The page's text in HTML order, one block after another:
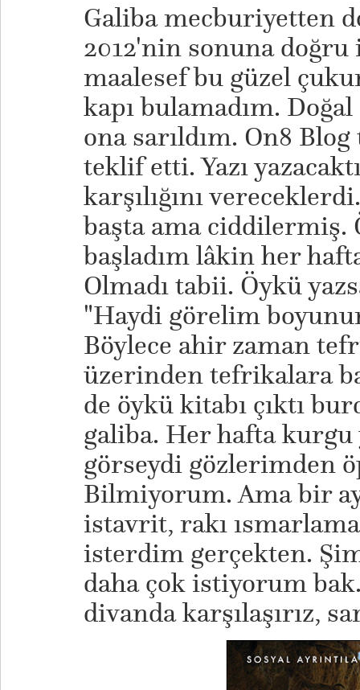
Galiba mecburiyetten
2012'nin sonuna doğru
maalesef bu güzel
kapı bulamadım.
ona sarıldım. On8
teklif etti. Yazı
karşılığını
başta ama ciddilermiş.
başladım lâkin her
Olmadı tabii. Öykü
"Haydi görelim
Böylece ahir zaman
üzerinden tefrikalara
de öykü kitabı çıktı
galiba. Her hafta kurgu
görseydi gözlerimden
Bilmiyorum. Ama bir
istavrit, rakı
isterdim gerçekten.
daha çok istiyorum
divanda karşılaşırız,